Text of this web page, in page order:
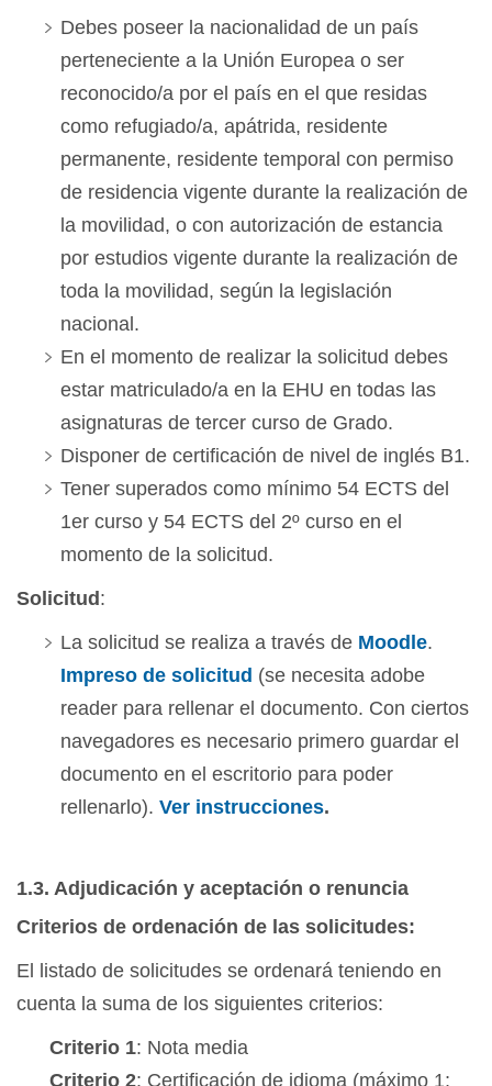
Debes poseer la nacionalidad de un país
perteneciente a la Unión Europea o ser
reconocido/a por el país en el que residas
como refugiado/a, apátrida, residente
permanente, residente temporal con permiso
de residencia vigente durante la realización de
la movilidad, o con autorización de estancia
por estudios vigente durante la realización de
toda la movilidad, según la legislación
nacional.
En el momento de realizar la solicitud debes
estar matriculado/a en la EHU en todas las
asignaturas de tercer curso de Grado.
Disponer de certificación de nivel de inglés B1.
Tener superados como mínimo 54 ECTS del
1er curso y 54 ECTS del 2º curso en el
momento de la solicitud.
Solicitud :
La solicitud se realiza a través de Moodle.
Impreso de solicitud (se necesita adobe
reader para rellenar el documento. Con ciertos
navegadores es necesario primero guardar el
documento en el escritorio para poder
rellenarlo). Ver instrucciones.
1.3. Adjudicación y aceptación o renuncia
Criterios de ordenación de las solicitudes:
El listado de solicitudes se ordenará teniendo en
cuenta la suma de los siguientes criterios:
Criterio 1: Nota media
Criterio 2: Certificación de idioma (máximo 1;